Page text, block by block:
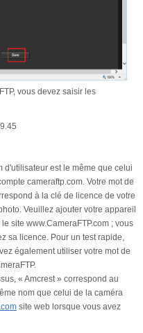
vous devez saisir les
d'utilisateur est le même que celui
cameraftp.com. Votre mot de
à la clé de licence de votre
Veuillez ajouter votre appareil
site www.CameraFTP.com ; vous
sa licence. Pour un test rapide,
également utiliser votre mot de
« Amcrest » correspond au
nom que celui de la caméra
site web lorsque vous avez